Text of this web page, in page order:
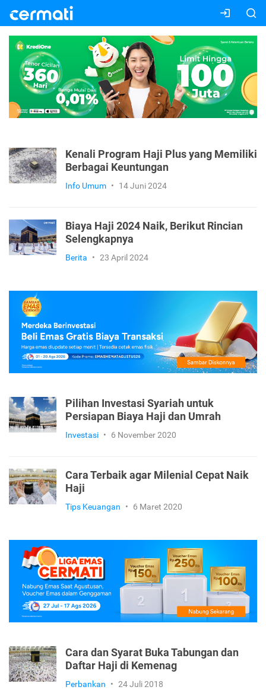
Kenali Program Haji Plus yang Memiliki
Berbagai Keuntungan
Info Umum • 14 Juni 2024
Biaya Haji 2024 Naik, Berikut Rincian
Selengkapnya
Berita • 23 April 2024
Pilihan Investasi Syariah untuk
Persiapan Biaya Haji dan Umrah
Investasi • 6 November 2020
Cara Terbaik agar Milenial Cepat Naik
Haji
Tips Keuangan • 6 Maret 2020
Cara dan Syarat Buka Tabungan dan
Daftar Haji di Kemenag
Perbankan • 24 Juli 2018